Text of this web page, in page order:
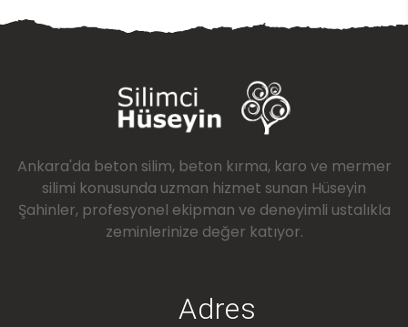
Ankara'da beton silim, beton kırma, karo ve mermer
silimi konusunda uzman hizmet sunan Hüseyin
Şahinler, profesyonel ekipman ve deneyimli ustalıkla
zeminlerinize değer katıyor.
Adres